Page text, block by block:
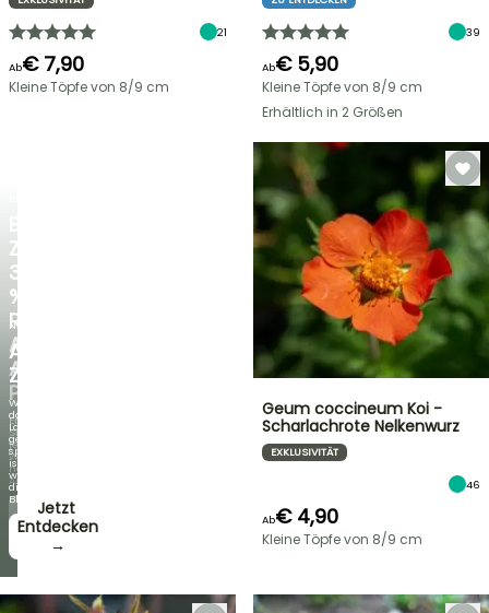
ZU
30
%
RABATT
AUF
AUSGEWÄHLTE
PFLANZEN!
Entdecken
Sie
jede
Woche
neue
Angebote
Jetzt
zugreifen!
→
NEU
AGAPANTHUS
ZAMBEZI
Wenn
das
Laub
genauso
spektakulär
ist
wie
die
Blüten!
Entdecken
→
21
Ab€ 7,90
Kleine Töpfe von 8/9 cm
39
Ab€ 5,90
Kleine Töpfe von 8/9 cm
Erhältlich in 2 Größen
Geum coccineum Koi -
Scharlachrote Nelkenwurz
EXKLUSIVITÄT
46
Ab€ 4,90
Kleine Töpfe von 8/9 cm